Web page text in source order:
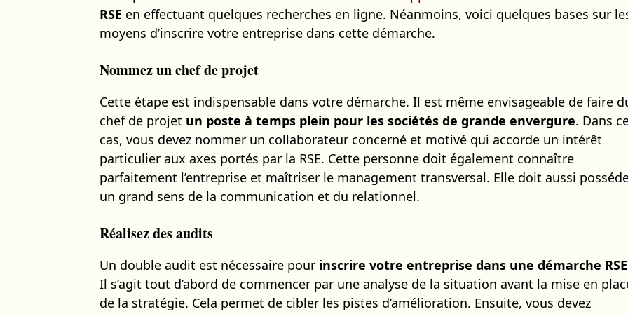
RSE en effectuant quelques recherches en ligne. Néanmoins, voici quelques bases sur
moyens d’inscrire votre entreprise dans cette démarche.
Nommez un chef de projet
Cette étape est indispensable dans votre démarche. Il est même envisageable de faire
chef de projet un poste à temps plein pour les sociétés de grande envergure. Dans
cas, vous devez nommer un collaborateur concerné et motivé qui accorde un intérêt
particulier aux axes portés par la RSE. Cette personne doit également connaître
parfaitement l’entreprise et maîtriser le management transversal. Elle doit aussi
un grand sens de la communication et du relationnel.
Réalisez des audits
Un double audit est nécessaire pour inscrire votre entreprise dans une démarche RSE
Il s’agit tout d’abord de commencer par une analyse de la situation avant la mise en
de la stratégie. Cela permet de cibler les pistes d’amélioration. Ensuite, vous devez